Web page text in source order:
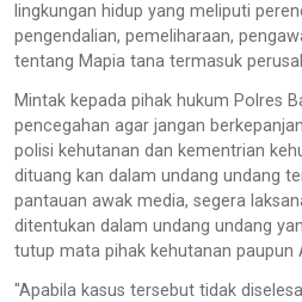
lingkungan hidup yang meliputi
pengendalian, pemeliharaan,
tentang Mapia tana termasuk
Mintak kepada pihak hukum Polres
pencegahan agar jangan
polisi kehutanan dan kementrian
dituang kan dalam undang undang
pantauan awak media, segera
ditentukan dalam undang undang
tutup mata pihak kehutanan paupun
"Apabila kasus tersebut tidak